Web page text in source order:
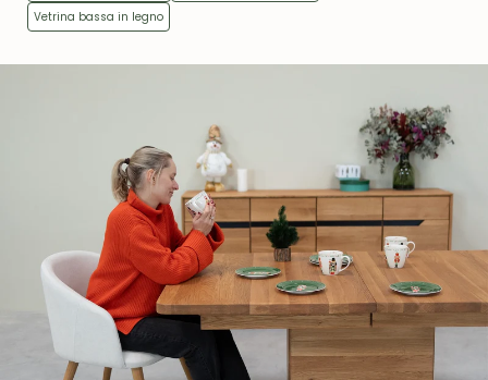
Vetrina bassa in legno